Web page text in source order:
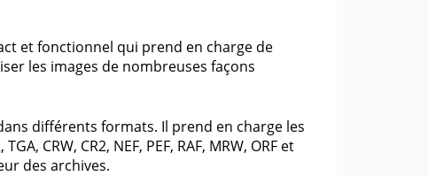
et fonctionnel qui prend en charge de
les images de nombreuses façons
différents formats. Il prend en charge les
CRW, CR2, NEF, PEF, RAF, MRW, ORF et
des archives.